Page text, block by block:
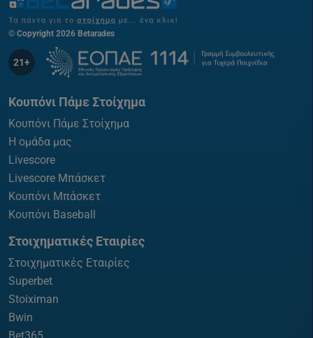
© Copyright 2026 Betarades
21+
Κουπόνι Πάμε Στοίχημα
Κουπόνι Πάμε Στοίχημα
Η ομάδα μας
Livescore
Livescore Μπάσκετ
Κουπόνι Μπάσκετ
Κουπόνι Baseball
Στοιχηματικές Εταιρίες
Στοιχηματικές Εταιρίες
Superbet
Stoiximan
Bwin